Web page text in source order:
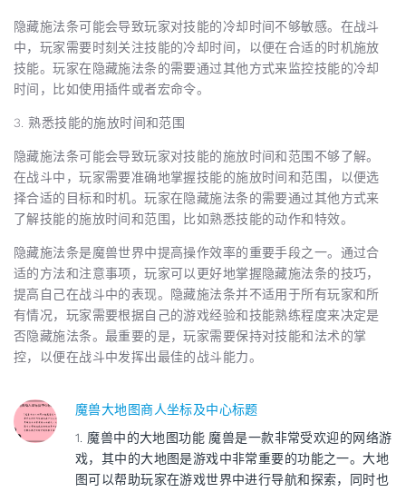
隐藏施法条可能会导致玩家对技能的冷却时间不够敏感。在战斗
中，玩家需要时刻关注技能的冷却时间，以便在合适的时机施放
技能。玩家在隐藏施法条的需要通过其他方式来监控技能的冷却
时间，比如使用插件或者宏命令。
3. 熟悉技能的施放时间和范围
隐藏施法条可能会导致玩家对技能的施放时间和范围不够了解。
在战斗中，玩家需要准确地掌握技能的施放时间和范围，以便选
择合适的目标和时机。玩家在隐藏施法条的需要通过其他方式来
了解技能的施放时间和范围，比如熟悉技能的动作和特效。
隐藏施法条是魔兽世界中提高操作效率的重要手段之一。通过合
适的方法和注意事项，玩家可以更好地掌握隐藏施法条的技巧，
提高自己在战斗中的表现。隐藏施法条并不适用于所有玩家和所
有情况，玩家需要根据自己的游戏经验和技能熟练程度来决定是
否隐藏施法条。最重要的是，玩家需要保持对技能和法术的掌
控，以便在战斗中发挥出最佳的战斗能力。
魔兽大地图商人坐标及中心标题
1. 魔兽中的大地图功能 魔兽是一款非常受欢迎的网络游
戏，其中的大地图是游戏中非常重要的功能之一。大地
图可以帮助玩家在游戏世界中进行导航和探索，同时也